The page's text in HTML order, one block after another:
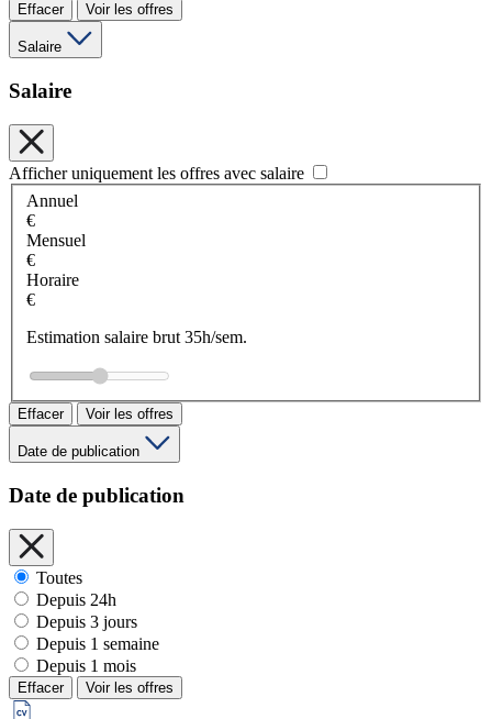
Effacer Voir les offres
Salaire
Salaire
Afficher uniquement les offres avec salaire
Annuel
€
Mensuel
€
Horaire
€
Estimation salaire brut 35h/sem.
Effacer Voir les offres
Date de publication
Date de publication
Toutes
Depuis 24h
Depuis 3 jours
Depuis 1 semaine
Depuis 1 mois
Effacer Voir les offres